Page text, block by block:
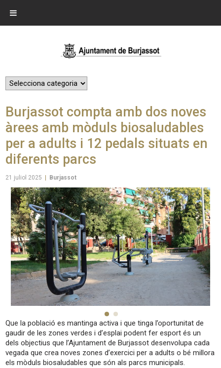
Burjassot compta amb dos noves
àrees amb mòduls biosaludables
per a adults i 12 pedals situats en
diferents parcs
21 juliol 2025 Burjassot
Que la població es mantinga activa i que tinga l’oportunitat de
gaudir de les zones verdes i d’esplai podent fer esport és un
dels objectius que l’Ajuntament de Burjassot desenvolupa cada
vegada que crea noves zones d’exercici per a adults o bé millora
els mòduls biosaludables que són als parcs municipals.